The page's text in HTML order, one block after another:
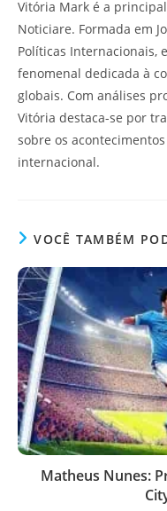
Vitória Mark é a
Noticiare. Formada em
Políticas Internacionais,
fenomenal dedicada à
globais. Com análises
Vitória destaca-se por
sobre os
internacional.
VOCÊ TAMBÉM
Matheus Nunes: